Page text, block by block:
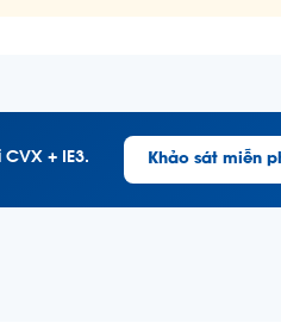
+ IE3. Khảo sát miễn